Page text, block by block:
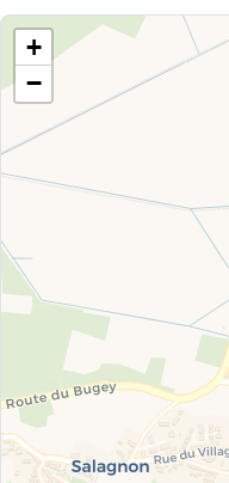
+
−